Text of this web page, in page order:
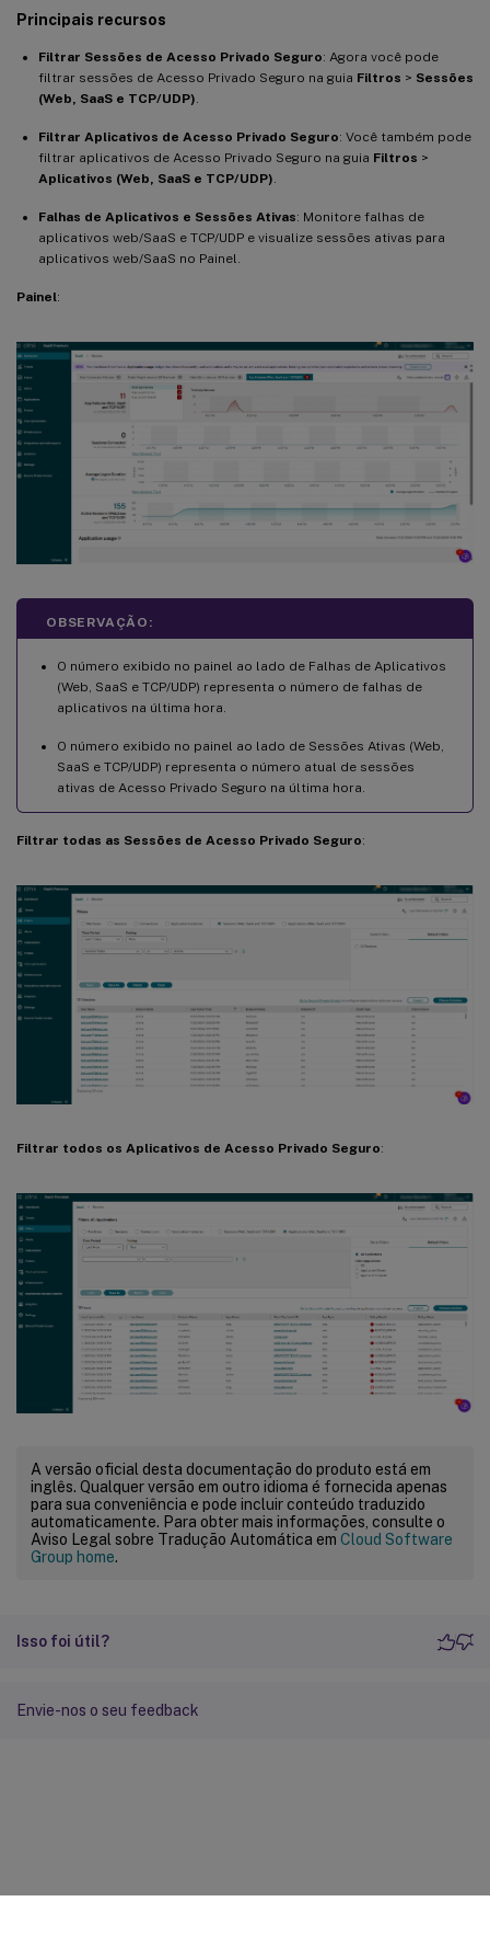
Principais recursos
Filtrar Sessões de Acesso Privado Seguro: Agora você pode
filtrar sessões de Acesso Privado Seguro na guia Filtros > Sessões
(Web, SaaS e TCP/UDP).
Filtrar Aplicativos de Acesso Privado Seguro: Você também pode
filtrar aplicativos de Acesso Privado Seguro na guia Filtros >
Aplicativos (Web, SaaS e TCP/UDP).
Falhas de Aplicativos e Sessões Ativas: Monitore falhas de
aplicativos web/SaaS e TCP/UDP e visualize sessões ativas para
aplicativos web/SaaS no Painel.
Painel:
OBSERVAÇÃO:
O número exibido no painel ao lado de Falhas de Aplicativos
(Web, SaaS e TCP/UDP) representa o número de falhas de
aplicativos na última hora.
O número exibido no painel ao lado de Sessões Ativas (Web,
SaaS e TCP/UDP) representa o número atual de sessões
ativas de Acesso Privado Seguro na última hora.
Filtrar todas as Sessões de Acesso Privado Seguro:
Filtrar todos os Aplicativos de Acesso Privado Seguro:
A versão oficial desta documentação do produto está em
inglês. Qualquer versão em outro idioma é fornecida apenas
para sua conveniência e pode incluir conteúdo traduzido
automaticamente. Para obter mais informações, consulte o
Aviso Legal sobre Tradução Automática em Cloud Software
Group home.
Isso foi útil?
Envie-nos o seu feedback